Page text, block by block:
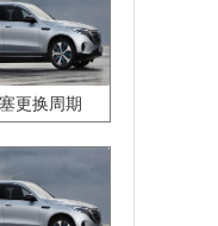
更换周期